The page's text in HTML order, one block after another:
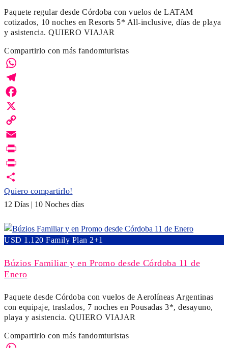
Paquete regular desde Córdoba con vuelos de LATAM
cotizados, 10 noches en Resorts 5* All-inclusive, días de playa
y asistencia. QUIERO VIAJAR
Compartirlo con más fandomturistas
WhatsApp
Telegram
Facebook
X
Copy
Link
Email
Print
PrintFriendly
Quiero compartirlo!
12 Días | 10 Noches días
USD 1.120 Family Plan 2+1
Búzios Familiar y en Promo desde Córdoba 11 de
Enero
Paquete desde Córdoba con vuelos de Aerolíneas Argentinas
con equipaje, traslados, 7 noches en Pousadas 3*, desayuno,
playa y asistencia. QUIERO VIAJAR
Compartirlo con más fandomturistas